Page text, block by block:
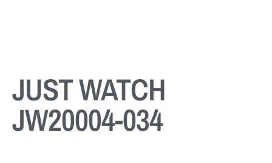
JUST WATCH
JW20004-034